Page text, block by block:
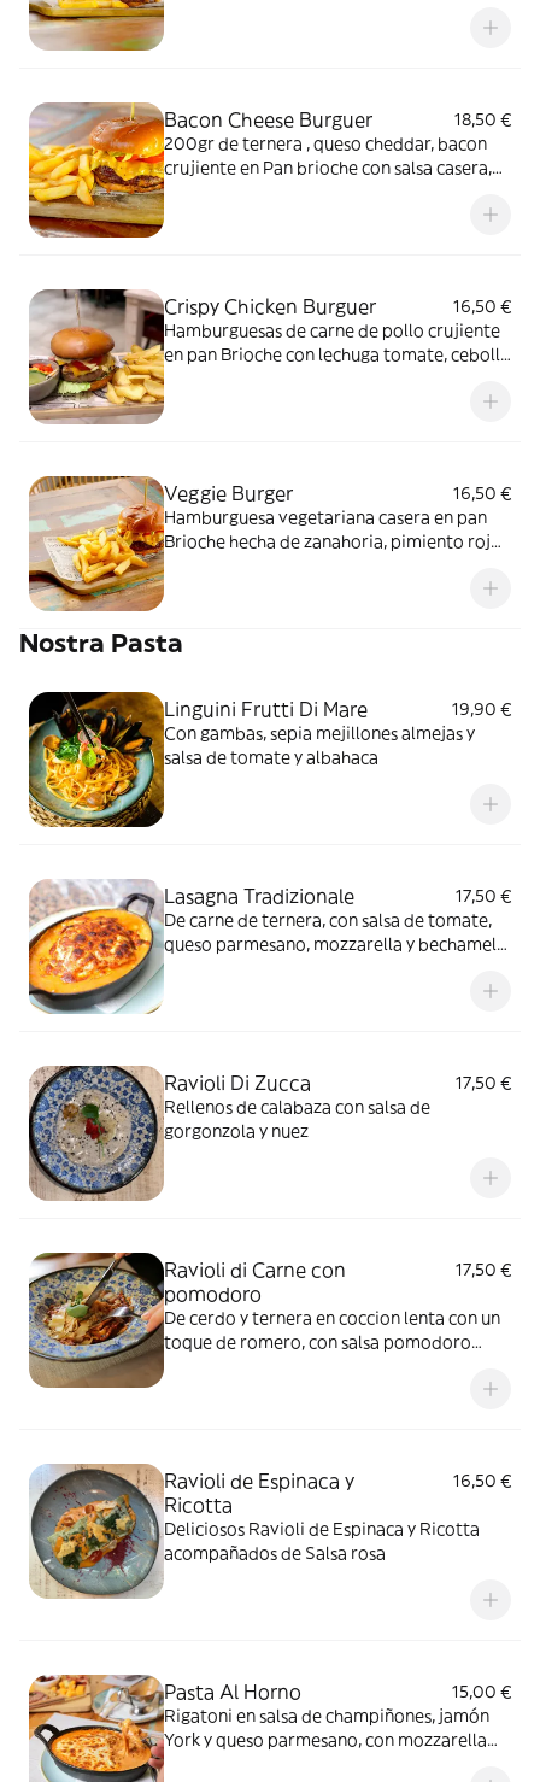
Bacon Cheese Burguer
18,50 €
200gr de ternera , queso cheddar, bacon
crujiente en Pan brioche con salsa casera,
Crispy Chicken Burguer
16,50 €
Hamburguesas de carne de pollo crujiente
en pan Brioche con lechuga tomate, cebolla
nuestra salsa casera especial, servida con
Veggie Burger
16,50 €
Hamburguesa vegetariana casera en pan
Brioche hecha de zanahoria, pimiento rojo,
champiñones salteados, cebolla crujiente y
patatas fritas caseras
Nostra Pasta
Linguini Frutti Di Mare
19,90 €
Con gambas, sepia mejillones almejas y
salsa de tomate y albahaca
Lasagna Tradizionale
17,50 €
De carne de ternera, con salsa de tomate,
queso parmesano, mozzarella y bechamel
Ravioli Di Zucca
17,50 €
Rellenos de calabaza con salsa de
gorgonzola y nuez
Ravioli di Carne con
pomodoro
17,50 €
De cerdo y ternera en coccion lenta con un
toque de romero, con salsa pomodoro
Ravioli de Espinaca y
Ricotta
16,50 €
Deliciosos Ravioli de Espinaca y Ricotta
acompañados de Salsa rosa
Pasta Al Horno
15,00 €
Rigatoni en salsa de champiñones, jamón
York y queso parmesano, con mozzarella